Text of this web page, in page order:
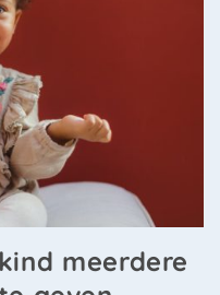
meerdere